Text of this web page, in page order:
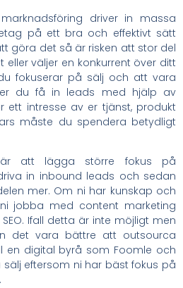
driver in massa
på ett bra och effektivt sätt
göra det så är risken att stor del
eller väljer en konkurrent över ditt
fokuserar på sälj och att vara
du få in leads med hjälp av
ett intresse av er tjänst, produkt
måste du spendera betydligt
är att lägga större fokus på
in inbound leads och sedan
mer. Om ni har kunskap och
jobba med content marketing
Ifall detta är inte möjligt men
det vara bättre att outsourca
en digital byrå som Foomle och
eftersom ni har bäst fokus på